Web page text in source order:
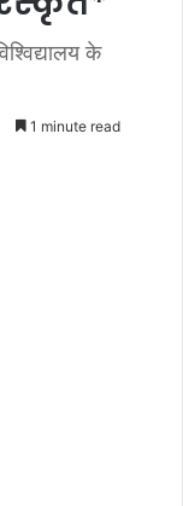
के
1 minute read